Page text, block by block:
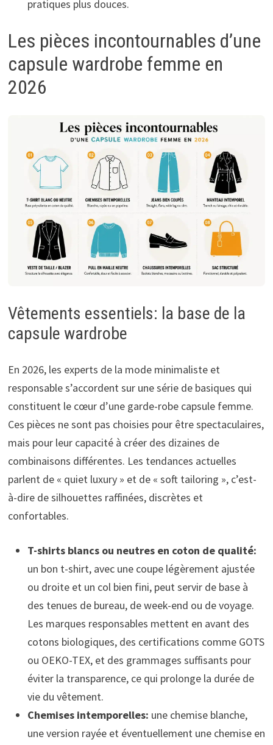
pratiques plus douces.
Les pièces incontournables d’une
capsule wardrobe femme en
2026
Vêtements essentiels: la base de la
capsule wardrobe
En 2026, les experts de la mode minimaliste et
responsable s’accordent sur une série de basiques qui
constituent le cœur d’une garde-robe capsule femme.
Ces pièces ne sont pas choisies pour être spectaculaires,
mais pour leur capacité à créer des dizaines de
combinaisons différentes. Les tendances actuelles
parlent de « quiet luxury » et de « soft tailoring », c’est-
à-dire de silhouettes raffinées, discrètes et
confortables.
T-shirts blancs ou neutres en coton de qualité:
un bon t-shirt, avec une coupe légèrement ajustée
ou droite et un col bien fini, peut servir de base à
des tenues de bureau, de week-end ou de voyage.
Les marques responsables mettent en avant des
cotons biologiques, des certifications comme GOTS
ou OEKO-TEX, et des grammages suffisants pour
éviter la transparence, ce qui prolonge la durée de
vie du vêtement.
Chemises intemporelles: une chemise blanche,
une version rayée et éventuellement une chemise en